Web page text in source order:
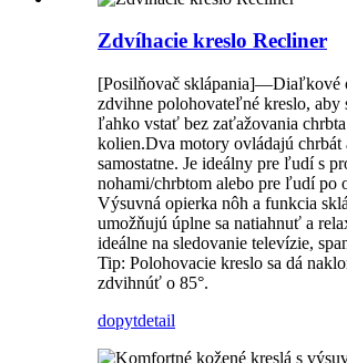
Zdvíhacie kreslo Recliner
[Posilňovač sklápania]—Diaľkové
zdvihne polohovateľné kreslo, aby
ľahko vstať bez zaťažovania
kolien.Dva motory ovládajú chrbát
samostatne. Je ideálny pre ľudí s
nohami/chrbtom alebo pre ľudí po
Výsuvná opierka nôh a funkcia
umožňujú úplne sa natiahnuť a
ideálne na sledovanie televízie,
Tip: Polohovacie kreslo sa dá
zdvihnúť o 85°.
dopytdetail